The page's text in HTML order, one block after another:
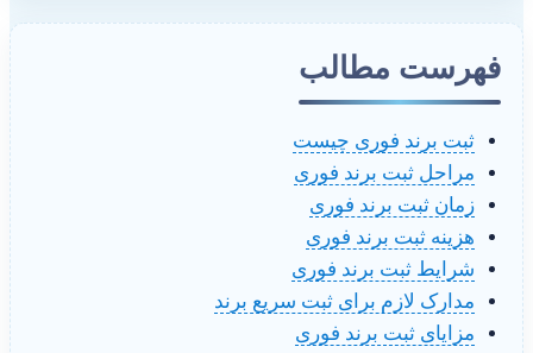
فهرست مطالب
ثبت برند فوری چیست
مراحل ثبت برند فوری
زمان ثبت برند فوری
هزینه ثبت برند فوری
شرایط ثبت برند فوری
مدارک لازم برای ثبت سریع برند
مزایای ثبت برند فوری